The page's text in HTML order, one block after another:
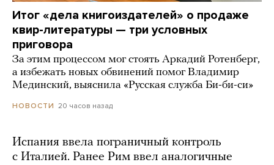
Итог «дела книгоиздателей» о продаже
квир-литературы — три условных
приговора
За этим процессом мог стоять Аркадий Ротенберг,
а избежать новых обвинений помог Владимир
Мединский, выяснила «Русская служба Би-би-си»
НОВОСТИ 20 часов назад
Испания ввела пограничный контроль
с Италией. Ранее Рим ввел аналогичные